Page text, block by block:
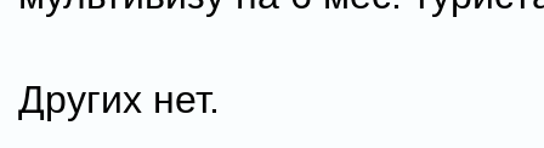
Других нет.